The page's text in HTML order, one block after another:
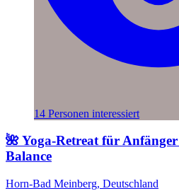
14 Personen interessiert
🌺 Yoga-Retreat für
Balance
Horn-Bad Meinberg, Deutschland